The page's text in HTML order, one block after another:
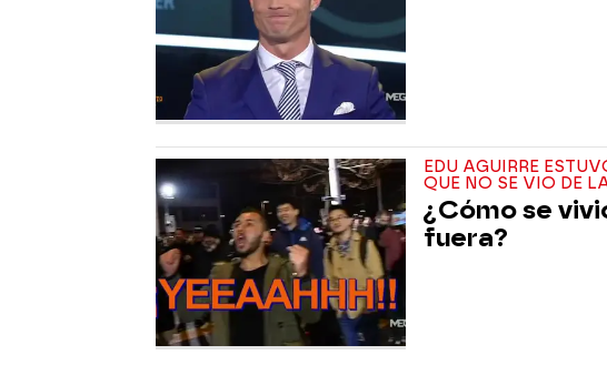
EDU AGUIRRE
QUE NO SE VIO DE
¿Cómo se
fuera?